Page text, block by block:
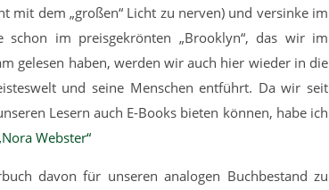
mit dem „großen“ Licht zu nerven) und versinke im
schon im preisgekrönten „Brooklyn“, das wir im
gelesen haben, werden wir auch hier wieder in die
und seine Menschen entführt. Da wir seit
Lesern auch E-Books bieten können, habe ich
Webster“
davon für unseren analogen Buchbestand zu